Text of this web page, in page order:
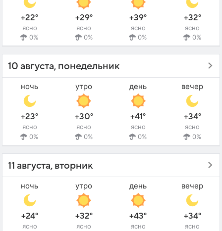
+22°
ясно
0%
+29°
ясно
0%
+39°
ясно
0%
+32°
ясно
0%
10 августа, понедельник
ночь
+23°
ясно
0%
утро
+30°
ясно
0%
день
+41°
ясно
0%
вечер
+34°
ясно
0%
11 августа, вторник
ночь
+24°
ясно
утро
+32°
ясно
день
+43°
ясно
вечер
+34°
ясно